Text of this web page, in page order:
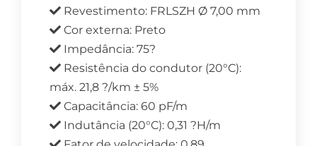
Revestimento: FRLSZH Ø 7,00 mm
Cor externa: Preto
Impedância: 75?
Resistência do condutor (20°C):
máx. 21,8 ?/km ± 5%
Capacitância: 60 pF/m
Indutância (20°C): 0,31 ?H/m